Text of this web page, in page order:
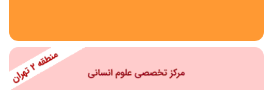
منطقه